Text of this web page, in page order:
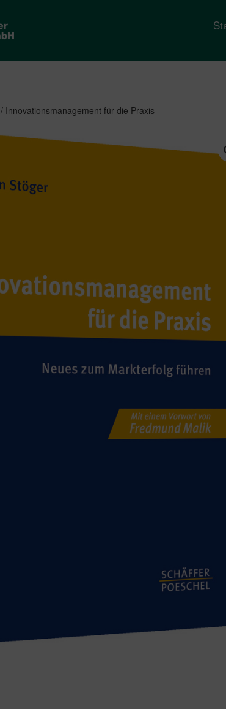
/ Innovationsmanagement für die Praxis